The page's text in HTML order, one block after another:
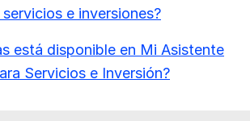
e inversiones?
está disponible en Mi Asistente
Servicios e Inversión?